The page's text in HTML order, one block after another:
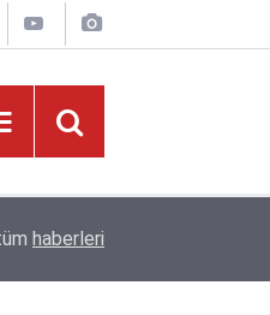
Başkanlığında Şırnak’ta
haberleri